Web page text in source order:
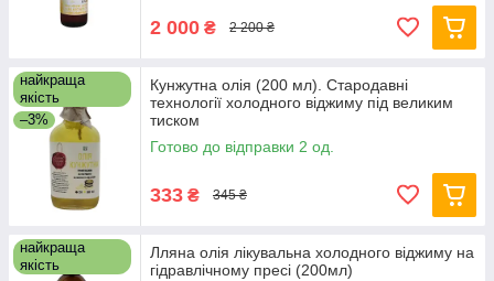
2 000 ₴ 2 200 ₴
найкраща
якість
–3%
Кунжутна олія (200 мл). Стародавні
технології холодного віджиму під великим
тиском
Готово до відправки 2 од.
333 ₴ 345 ₴
найкраща
якість
Лляна олія лікувальна холодного віджиму на
гідравлічному пресі (200мл)